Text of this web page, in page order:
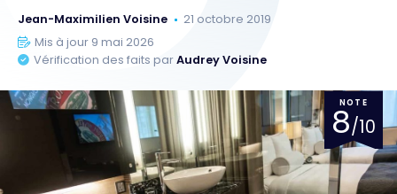
Jean-Maximilien Voisine
21 octobre 2019
Mis à jour 9 mai 2026
Vérification des faits parAudrey Voisine
NOTE
8/10